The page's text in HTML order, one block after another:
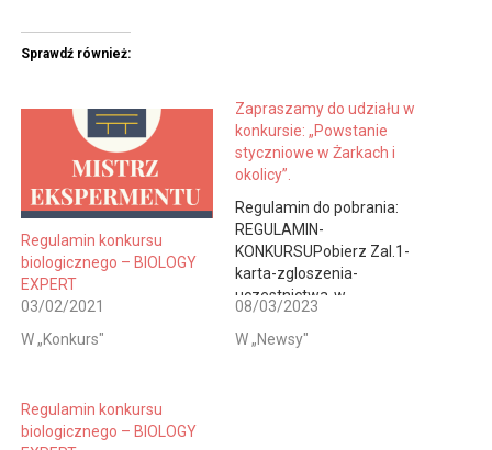
Sprawdź również:
Regulamin konkursu
biologicznego – BIOLOGY
EXPERT
03/02/2021
W „Konkurs"
Zapraszamy do udziału w
konkursie: „Powstanie
styczniowe w Żarkach i
okolicy”.
Regulamin do pobrania:
REGULAMIN-
KONKURSUPobierz Zal.1-
karta-zgloszenia-
uczestnictwa-w-
konkursie11Pobierz
08/03/2023
W „Newsy"
Regulamin konkursu
biologicznego – BIOLOGY